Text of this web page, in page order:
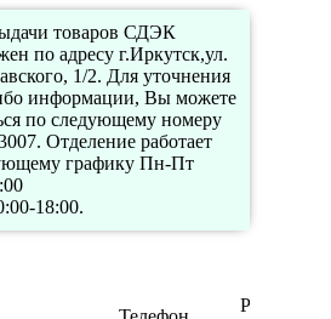
товаров СДЭК
по адресу г.Иркутск,ул.
1/2. Для уточнения
информации, Вы можете
по следующему номеру
Отделение работает
графику Пн-Пт
18:00.
Режим